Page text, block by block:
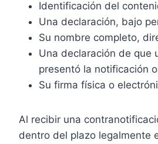
Identificación del
Una declaración, bajo
Su nombre completo,
Una declaración de que
presentó la notificación
Su firma física o
Al recibir una
dentro del plazo legalmente